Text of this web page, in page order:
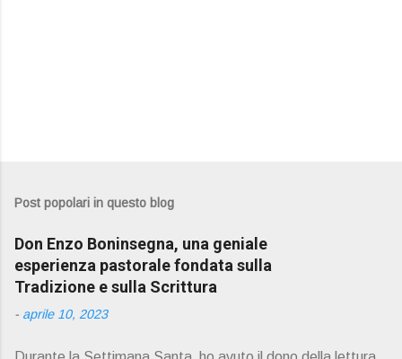
Post popolari in questo blog
Don Enzo Boninsegna, una geniale
esperienza pastorale fondata sulla
Tradizione e sulla Scrittura
- aprile 10, 2023